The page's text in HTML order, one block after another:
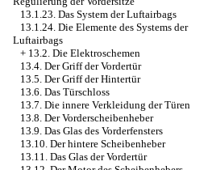
13.1.23. Das System der Luftairbags
13.1.24. Die Elemente des Systems der
Luftairbags
+ 13.2. Die Elektroschemen
13.4. Der Griff der Vordertür
13.5. Der Griff der Hintertür
13.6. Das Türschloss
13.7. Die innere Verkleidung der Türen
13.8. Der Vorderscheibenheber
13.9. Das Glas des Vorderfensters
13.10. Der hintere Scheibenheber
13.11. Das Glas der Vordertür